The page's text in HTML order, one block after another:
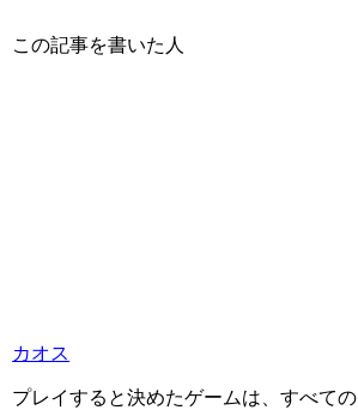
この記事を書いた人
カオス
プレイすると決めたゲームは、すべての